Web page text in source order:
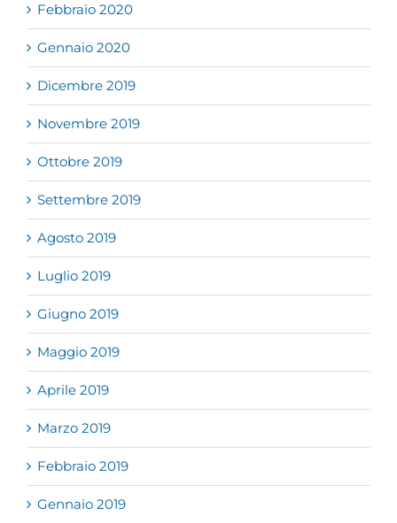
Febbraio 2020
Gennaio 2020
Dicembre 2019
Novembre 2019
Ottobre 2019
Settembre 2019
Agosto 2019
Luglio 2019
Giugno 2019
Maggio 2019
Aprile 2019
Marzo 2019
Febbraio 2019
Gennaio 2019